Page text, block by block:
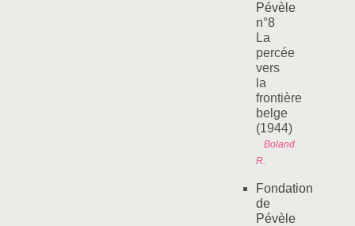
Pévèle
n°8
La
percée
vers
la
frontière
belge
(1944)
Boland
R.
Fondation
de
Pévèle